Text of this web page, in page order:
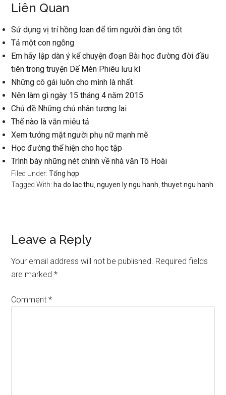
Liên Quan
Sử dụng vị trí hồng loan để tìm người đàn ông tốt
Tả một con ngỗng
Em hãy lập dàn ý kể chuyện đoạn Bài học đường đời đầu
tiên trong truyện Dế Mèn Phiêu lưu kí
Những cô gái luôn cho mình là nhất
Nên làm gì ngày 15 tháng 4 năm 2015
Chủ đề Những chủ nhân tương lai
Thế nào là văn miêu tả
Xem tướng mặt người phụ nữ mạnh mẽ
Học đường thể hiện cho học tập
Trình bày những nét chính về nhà văn Tô Hoài
Filed Under:Tổng hợp
Tagged With: ha do lac thu ,nguyen ly ngu hanh ,thuyet ngu hanh
Reader
Interactions
Leave a Reply
Your email address will not be published. Required fields
are marked*
Comment*